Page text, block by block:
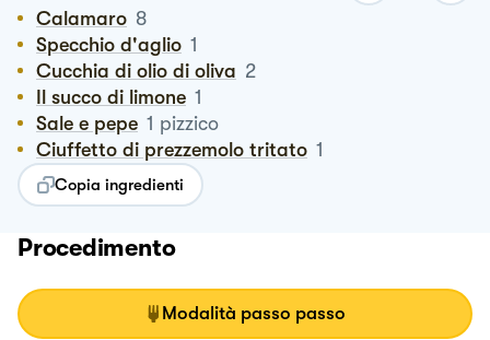
Calamaro 8
Specchio d'aglio 1
Cucchia di olio di oliva 2
Il succo di limone 1
Sale e pepe 1 pizzico
Ciuffetto di prezzemolo tritato 1
Copia ingredienti
Procedimento
Modalità passo passo